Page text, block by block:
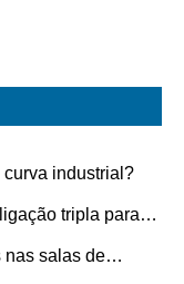
industrial?
tripla para
nas salas de